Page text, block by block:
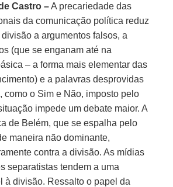
Castro –A precariedade das
da comunicação política reduz
a argumentos falsos, a
(que se enganam até na
– a forma mais elementar das
e a palavras desprovidas
como o Sim e Não, imposto pelo
impede um debate maior. A
de Belém, que se espalha pelo
maneira não dominante,
contra a divisão. As mídias
separatistas tendem a uma
à divisão. Ressalto o papel da